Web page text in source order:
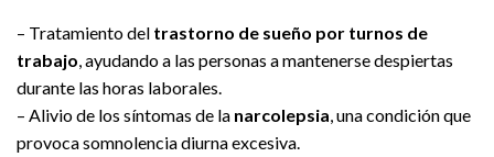
– Tratamiento del trastorno de sueño por turnos de
trabajo, ayudando a las personas a mantenerse despiertas
durante las horas laborales.
– Alivio de los síntomas de la narcolepsia, una condición que
provoca somnolencia diurna excesiva.